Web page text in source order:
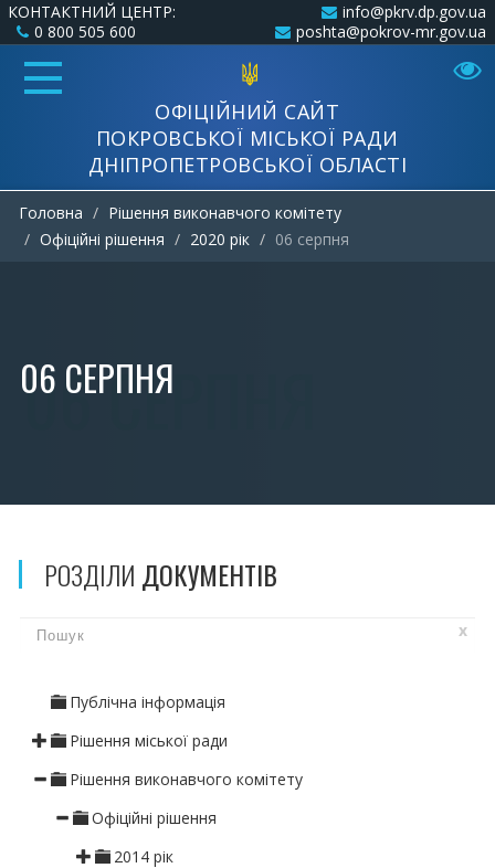
КОНТАКТНИЙ ЦЕНТР:
0 800 505 600
info@pkrv.dp.gov.ua
poshta@pokrov-mr.gov.ua
ОФІЦІЙНИЙ САЙТ
ПОКРОВСЬКОЇ МІСЬКОЇ РАДИ
ДНІПРОПЕТРОВСЬКОЇ ОБЛАСТІ
Головна
Рішення виконавчого комітету
Офіційні рішення
2020 рік 06 серпня
06 СЕРПНЯ
РОЗДІЛИ ДОКУМЕНТІВ
x
Публічна інформація
Рішення міської ради
Рішення виконавчого комітету
Офіційні рішення
2014 рік